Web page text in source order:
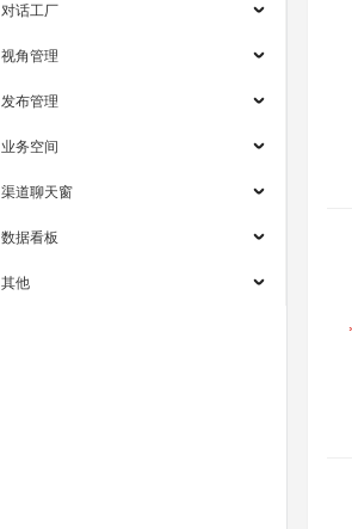
对话工厂
视角管理
发布管理
业务空间
渠道聊天窗
数据看板
其他